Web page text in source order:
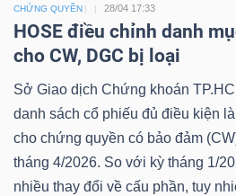
CHỨNG QUYỀN 28/04 17:33
HOSE điều chỉnh danh
cho CW, DGC bị loại
Sở Giao dịch Chứng khoán
danh sách cổ phiếu đủ điều kiện
cho chứng quyền có bảo đảm
tháng 4/2026. So với kỳ tháng 1/
nhiều thay đổi về cấu phần, tuy
thông
tài
chính